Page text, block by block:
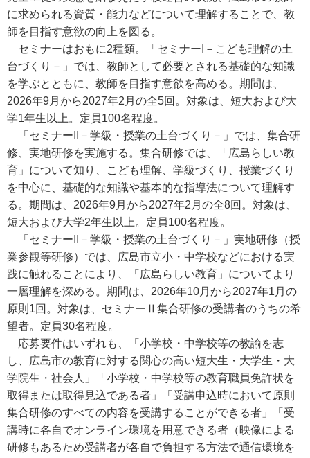
に求められる資質・能力などについて理解することで、教
師を目指す意欲の向上を図る。
セミナーはおもに2種類。「セミナーI－こども理解の土
台づくり－」では、教師として必要とされる基礎的な知識
を学ぶとともに、教師を目指す意欲を高める。期間は、
2026年9月から2027年2月の全5回。対象は、短大および大
学1年生以上。定員100名程度。
「セミナーII－学級・授業の土台づくり－」では、集合研
修、実地研修を実施する。集合研修では、「広島らしい教
育」について知り、こども理解、学級づくり、授業づくり
を中心に、基礎的な知識や基本的な指導法について理解す
る。期間は、2026年9月から2027年2月の全8回。対象は、
短大および大学2年生以上。定員100名程度。
「セミナーII－学級・授業の土台づくり－」実地研修（授
業参観等研修）では、広島市立小・中学校などにおける実
践に触れることにより、「広島らしい教育」についてより
一層理解を深める。期間は、2026年10月から2027年1月の
原則1回。対象は、セミナーⅡ集合研修の受講者のうちの希
望者。定員30名程度。
応募要件はいずれも、「小学校・中学校等の教諭を志
し、広島市の教育に対する関心の高い短大生・大学生・大
学院生・社会人」「小学校・中学校等の教育職員免許状を
取得または取得見込である者」「受講申込時において原則
集合研修のすべての内容を受講することができる者」「受
講時に各自でオンライン環境を用意できる者（映像による
研修もあるため受講者が各自で負担する方法で通信環境を